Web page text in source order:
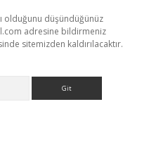
olduğunu düşündüğünüz
adresine bildirmeniz
sitemizden kaldırılacaktır.